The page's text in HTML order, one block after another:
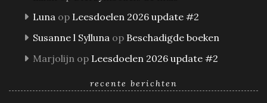
Luna op Leesdoelen 2026 update #2
Susanne l Sylluna op Beschadigde boeken
Marjolijn op Leesdoelen 2026 update #2
recente berichten